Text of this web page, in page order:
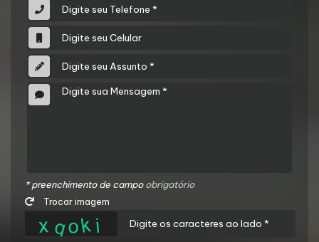
* preenchimento de campoobrigatório
Trocar imagem